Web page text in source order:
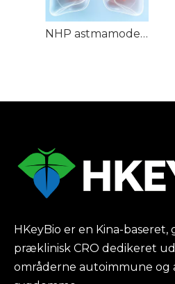
NHP astmamodeller
HKeyBio er en Kina-
præklinisk CRO dedikeret
områderne autoimmune og